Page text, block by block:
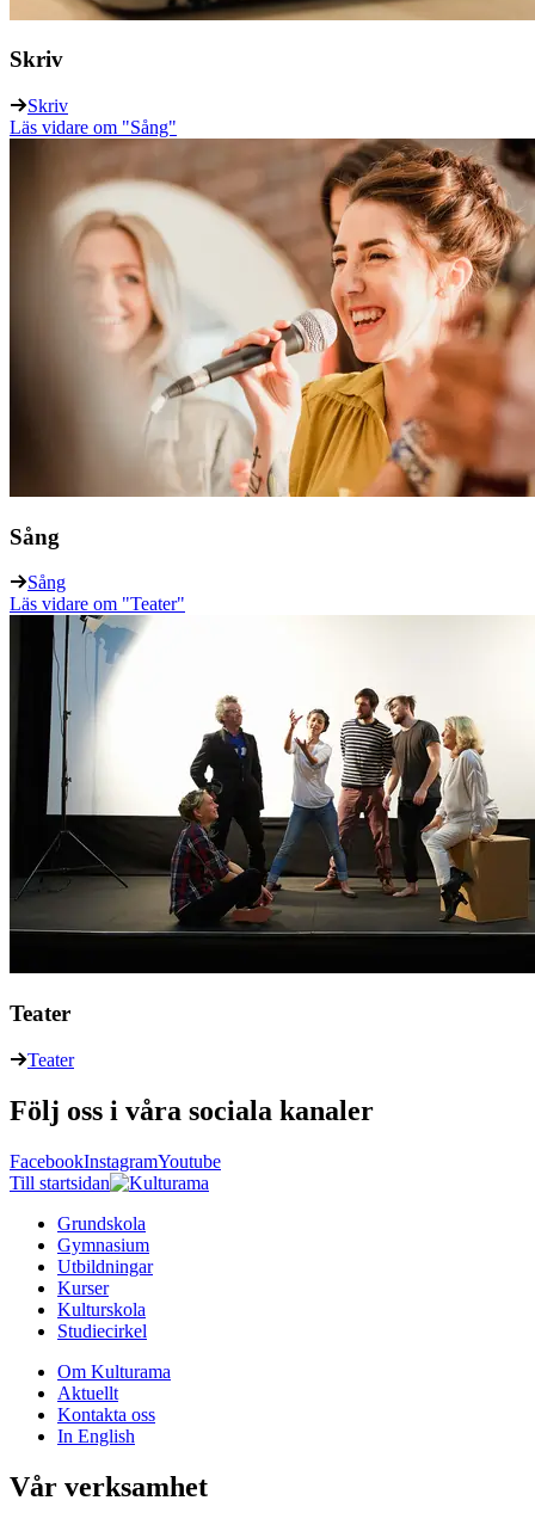
Skriv
Skriv
Läs vidare om "Sång"
Sång
Sång
Läs vidare om "Teater"
Teater
Teater
Följ oss i våra sociala kanaler
FacebookInstagramYoutube
Till startsidan
Grundskola
Gymnasium
Utbildningar
Kurser
Kulturskola
Studiecirkel
Om Kulturama
Aktuellt
Kontakta oss
In English
Vår verksamhet